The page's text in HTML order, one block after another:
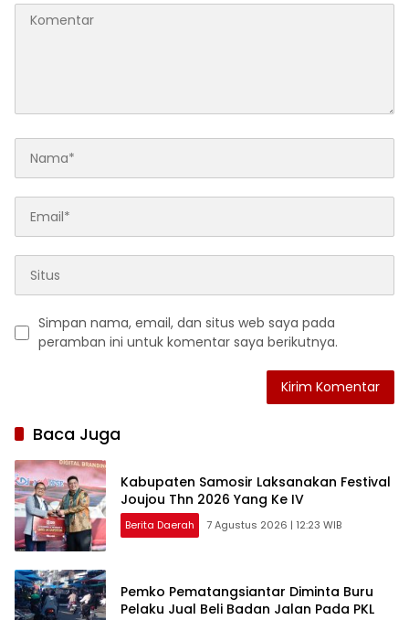
Simpan nama, email, dan situs web saya pada
peramban ini untuk komentar saya berikutnya.
Baca Juga
Kabupaten Samosir Laksanakan Festival
Joujou Thn 2026 Yang Ke IV
Berita Daerah 7 Agustus 2026 | 12:23 WIB
Pemko Pematangsiantar Diminta Buru
Pelaku Jual Beli Badan Jalan Pada PKL